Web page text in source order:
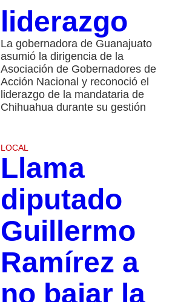
liderazgo
La gobernadora de Guanajuato
asumió la dirigencia de la
Asociación de Gobernadores de
Acción Nacional y reconoció el
liderazgo de la mandataria de
Chihuahua durante su gestión
LOCAL
Llama
diputado
Guillermo
Ramírez a
no bajar la